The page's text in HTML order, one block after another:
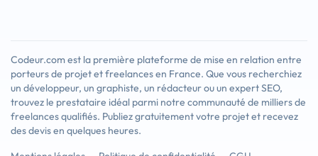
Codeur.com est la première plateforme de mise en relation entre
porteurs de projet et freelances en France. Que vous recherchiez
un développeur, un graphiste, un rédacteur ou un expert SEO,
trouvez le prestataire idéal parmi notre communauté de milliers de
freelances qualifiés. Publiez gratuitement votre projet et recevez
des devis en quelques heures.